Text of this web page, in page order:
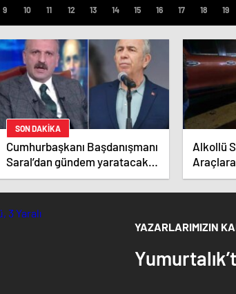
SON DAKİKA
Cumhurbaşkanı Başdanışmanı
Saral’dan gündem yaratacak
Mansur Yavaş iddiası
Alkollü
Araçlara
YAZARLARIMIZIN